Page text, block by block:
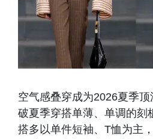
空气感叠穿成为2026夏季
破夏季穿搭单薄、单调的刻
搭多以单件短袖、T恤为主